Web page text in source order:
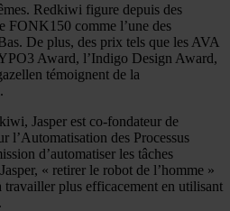
Redkiwi figure depuis des
FONK150 comme l’une des
De plus, des prix tels que les AVA
Award, l’Indigo Design Award,
témoignent de la
Jasper est co-fondateur de
l’Automatisation des Processus
d’automatiser les tâches
« retirer le robot de l’homme »
travailler plus efficacement en utilisant